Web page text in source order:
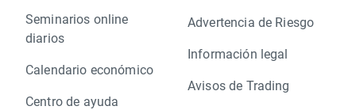
Seminarios online
diarios
Calendario económico
Centro de ayuda
Advertencia de Riesgo
Información legal
Avisos de Trading